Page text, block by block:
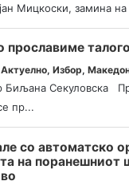
Мицкоски, замина на
прославиме
Актуелно, Избор,
Биљана Секуловска
пр...
со автоматско
на поранешниот